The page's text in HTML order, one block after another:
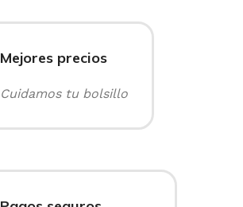
Mejores precios
Cuidamos tu bolsillo